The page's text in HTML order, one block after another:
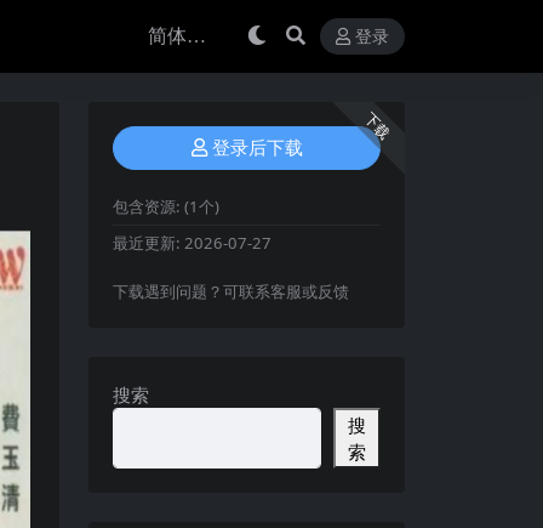
登录
下载
登录后下载
包含资源: (1个)
最近更新: 2026-07-27
下载遇到问题？可联系客服或反馈
搜索
搜
索